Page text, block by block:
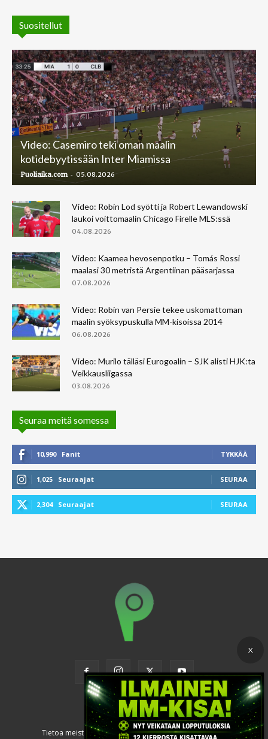
Suositellut
Video: Casemiro teki oman maalin
kotidebyytissään Inter Miamissa
Puoliaika.com - 05.08.2026
Video: Robin Lod syötti ja Robert Lewandowski
laukoi voittomaalin Chicago Firelle MLS:ssä
04.08.2026
Video: Kaamea hevosenpotku – Tomás Rossi
maalasi 30 metristä Argentiinan pääsarjassa
07.08.2026
Video: Robin van Persie tekee uskomattoman
maalin syöksypuskulla MM-kisoissa 2014
06.08.2026
Video: Murilo tälläsi Eurogoalin – SJK alisti HJK:ta
Veikkausliigassa
03.08.2026
Seuraa meitä somessa
10,990 Fanit TYKKÄÄ
1,025 Seuraajat SEURAA
2,304 Seuraajat SEURAA
Tietoa meistä Käyttöehdot Tietosuoja ja evästeet